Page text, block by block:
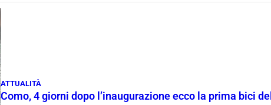
ATTUALITÀ
Como, 4 giorni dopo l’inaugurazione ecco la prima bici